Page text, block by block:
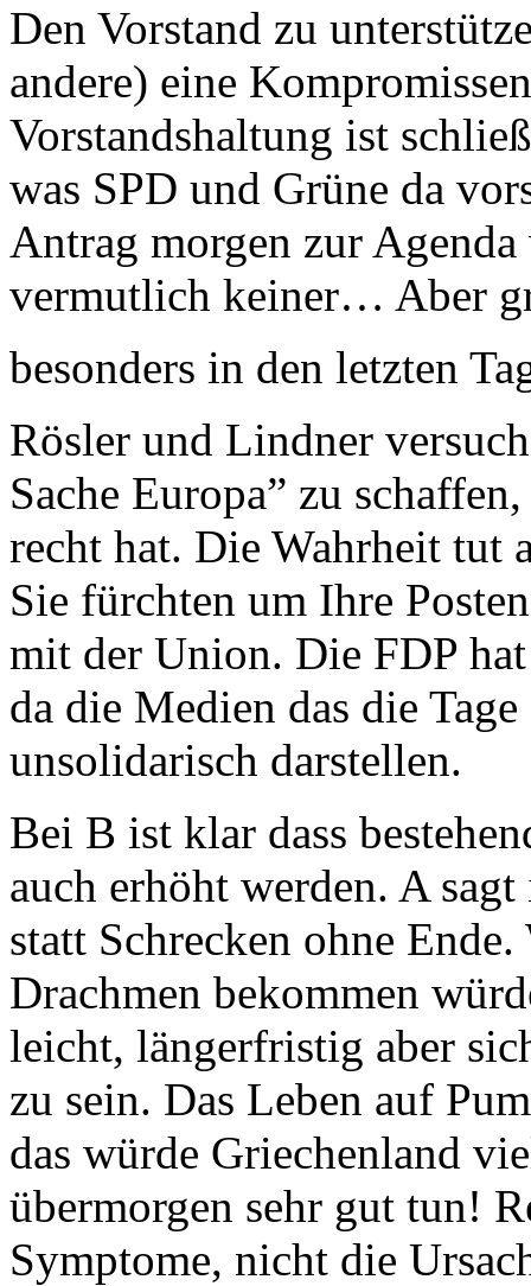
Den Vorstand zu
andere) eine
Vorstandshaltung ist
was SPD und Grüne da
Antrag morgen zur
vermutlich keiner… Aber
besonders in den letzten
Rösler und Lindner
Sache Europa” zu
recht hat. Die Wahrheit tut
Sie fürchten um Ihre
mit der Union. Die FDP
da die Medien das die
unsolidarisch darstellen.
Bei B ist klar dass
auch erhöht werden. A
statt Schrecken ohne
Drachmen bekommen
leicht, längerfristig aber
zu sein. Das Leben auf
das würde Griechenland
übermorgen sehr gut tun!
Symptome, nicht die